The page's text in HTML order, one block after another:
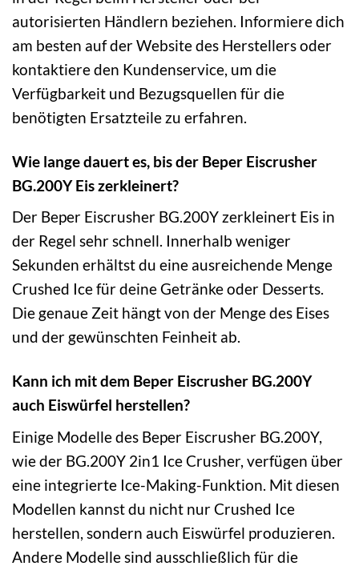
autorisierten Händlern beziehen. Informiere dich
am besten auf der Website des Herstellers oder
kontaktiere den Kundenservice, um die
Verfügbarkeit und Bezugsquellen für die
benötigten Ersatzteile zu erfahren.
Wie lange dauert es, bis der Beper Eiscrusher
BG.200Y Eis zerkleinert?
Der Beper Eiscrusher BG.200Y zerkleinert Eis in
der Regel sehr schnell. Innerhalb weniger
Sekunden erhältst du eine ausreichende Menge
Crushed Ice für deine Getränke oder Desserts.
Die genaue Zeit hängt von der Menge des Eises
und der gewünschten Feinheit ab.
Kann ich mit dem Beper Eiscrusher BG.200Y
auch Eiswürfel herstellen?
Einige Modelle des Beper Eiscrusher BG.200Y,
wie der BG.200Y 2in1 Ice Crusher, verfügen über
eine integrierte Ice-Making-Funktion. Mit diesen
Modellen kannst du nicht nur Crushed Ice
herstellen, sondern auch Eiswürfel produzieren.
Andere Modelle sind ausschließlich für die